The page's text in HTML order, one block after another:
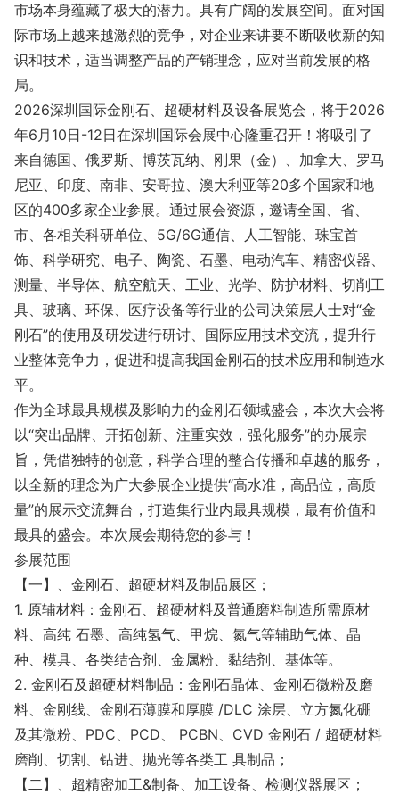
市场本身蕴藏了极大的潜力。具有广阔的发展空间。面对国
际市场上越来越激烈的竞争，对企业来讲要不断吸收新的知
识和技术，适当调整产品的产销理念，应对当前发展的格
局。
2026深圳国际金刚石、超硬材料及设备展览会，将于2026
年6月10日-12日在深圳国际会展中心隆重召开！将吸引了
来自德国、俄罗斯、博茨瓦纳、刚果（金）、加拿大、罗马
尼亚、印度、南非、安哥拉、澳大利亚等20多个国家和地
区的400多家企业参展。通过展会资源，邀请全国、省、
市、各相关科研单位、5G/6G通信、人工智能、珠宝首
饰、科学研究、电子、陶瓷、石墨、电动汽车、精密仪器、
测量、半导体、航空航天、工业、光学、防护材料、切削工
具、玻璃、环保、医疗设备等行业的公司决策层人士对“金
刚石”的使用及研发进行研讨、国际应用技术交流，提升行
业整体竞争力，促进和提高我国金刚石的技术应用和制造水
平。
作为全球最具规模及影响力的金刚石领域盛会，本次大会将
以“突出品牌、开拓创新、注重实效，强化服务”的办展宗
旨，凭借独特的创意，科学合理的整合传播和卓越的服务，
以全新的理念为广大参展企业提供“高水准，高品位，高质
量”的展示交流舞台，打造集行业内最具规模，最有价值和
最具的盛会。本次展会期待您的参与！
参展范围
【一】、金刚石、超硬材料及制品展区；
1. 原辅材料：金刚石、超硬材料及普通磨料制造所需原材
料、高纯 石墨、高纯氢气、甲烷、氮气等辅助气体、晶
种、模具、各类结合剂、金属粉、黏结剂、基体等。
2. 金刚石及超硬材料制品：金刚石晶体、金刚石微粉及磨
料、金刚线、金刚石薄膜和厚膜 /DLC 涂层、立方氮化硼
及其微粉、PDC、PCD、 PCBN、CVD 金刚石 / 超硬材料
磨削、切割、钻进、抛光等各类工 具制品；
【二】、超精密加工&制备、加工设备、检测仪器展区；